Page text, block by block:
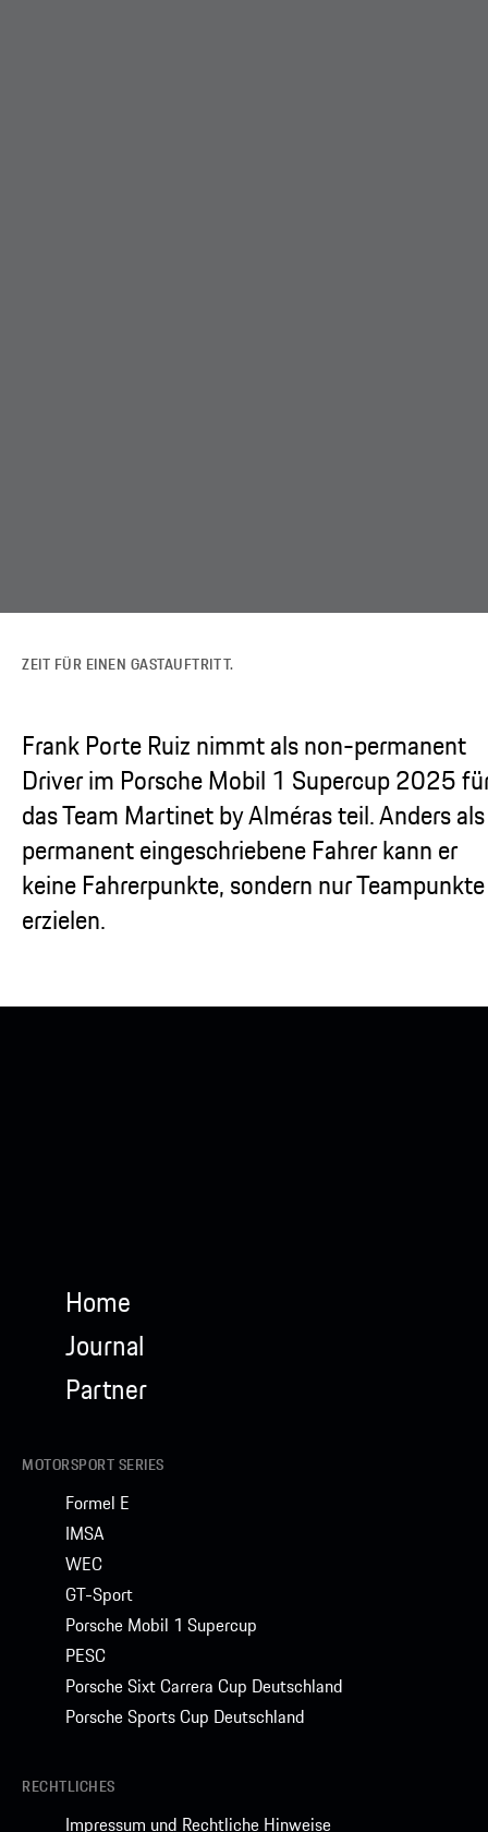
ZEIT FÜR EINEN GASTAUFTRITT.
Frank Porte Ruiz nimmt als non-permanent
Driver im Porsche Mobil 1 Supercup 2025
das Team Martinet by Alméras teil. Anders als
permanent eingeschriebene Fahrer kann er
keine Fahrerpunkte, sondern nur Teampunkte
erzielen.
Home
Journal
Partner
MOTORSPORT SERIES
Formel E
IMSA
WEC
GT-Sport
Porsche Mobil 1 Supercup
PESC
Porsche Sixt Carrera Cup Deutschland
Porsche Sports Cup Deutschland
RECHTLICHES
Impressum und Rechtliche Hinweise